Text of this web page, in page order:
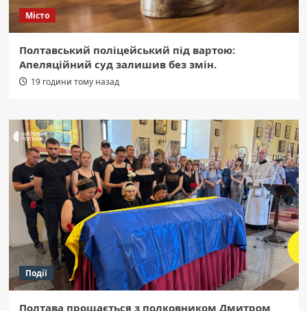
Місто
Полтавський поліцейський під вартою:
Апеляційний суд залишив без змін.
19 години тому назад
Події
Полтава прощається з полковником Дмитром